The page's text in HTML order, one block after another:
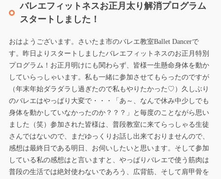
バレエフィットネスお正月太り解消プログラム
スタートしました！
おはようございます。さいたま市のバレエ教室Ballet Dancerで
す。昨日よりスタートしましたバレエフィットネスのお正月特別
プログラム！お正月明けにも関わらず、皆様一生懸命身体を動か
していらっしゃいます。私も一緒に参加させてもらったのですが
（年末年始ダラダラし過ぎたので私もやりたかった♡）久しぶり
のバレエはやっぱり大変で・・・「あ～、なんで休み中少しでも
身体を動かしていなかったのか？？？」と毎度のことながら思い
ました（笑）参加された皆様は、普段教室に来てらっしゃる生徒
さんではないので、まだゆっくりお話し出来ておりませんので、
感想は最終日である明日、お伺いしたいと思います。そして参加
している私の感想はと言いますと、やっぱりバレエで使う筋肉は
普段の生活では絶対使わないであろう、広背筋、そして肩甲骨を